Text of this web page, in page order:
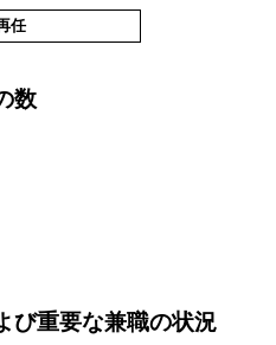
（現任）
任
数
び重要な兼職の状況